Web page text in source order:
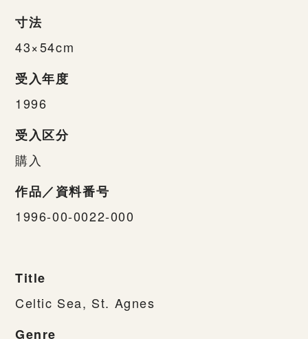
寸法
43×54cm
受入年度
1996
受入区分
購入
作品／資料番号
1996-00-0022-000
Title
Celtic Sea, St. Agnes
Genre